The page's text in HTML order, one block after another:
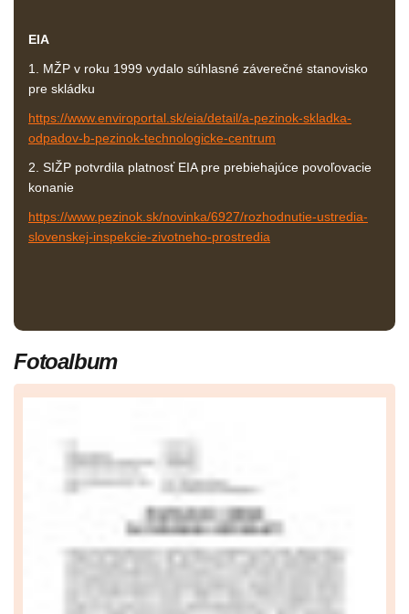
EIA
1. MŽP v roku 1999 vydalo súhlasné záverečné stanovisko
pre skládku
https://www.enviroportal.sk/eia/detail/a-pezinok-skladka-
odpadov-b-pezinok-technologicke-centrum
2. SIŽP potvrdila platnosť EIA pre prebiehajúce povoľovacie
konanie
https://www.pezinok.sk/novinka/6927/rozhodnutie-ustredia-
slovenskej-inspekcie-zivotneho-prostredia
Fotoalbum